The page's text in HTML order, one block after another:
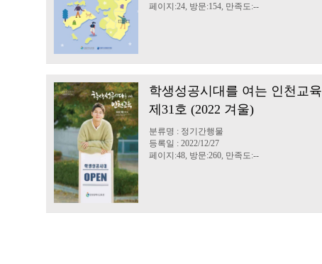
페이지:24, 방문:154, 만족도:--
학생성공시대를 여는 인천교육
제31호 (2022 겨울)
분류명 : 정기간행물
등록일 : 2022/12/27
페이지:48, 방문:260, 만족도:--